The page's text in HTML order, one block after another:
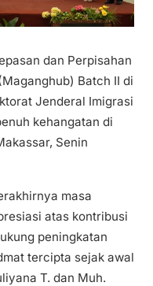
dan Perpisahan
Batch II di
Jenderal Imigrasi
kehangatan di
Senin
masa
atas kontribusi
peningkatan
tercipta sejak awal
T. dan Muh.